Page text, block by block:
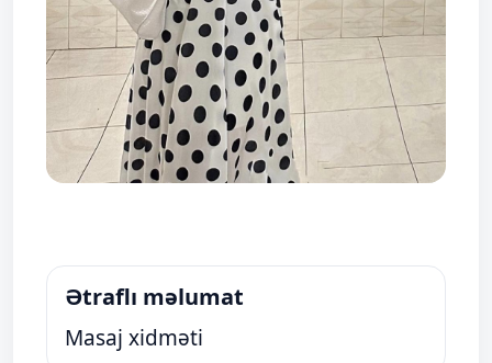
Ətraflı məlumat
Masaj xidməti